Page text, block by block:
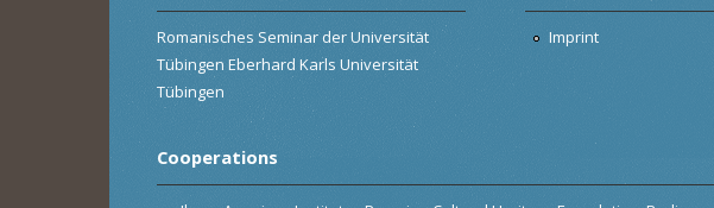
Romanisches Seminar der Universität
Tübingen Eberhard Karls Universität
Tübingen
Imprint
Cooperations